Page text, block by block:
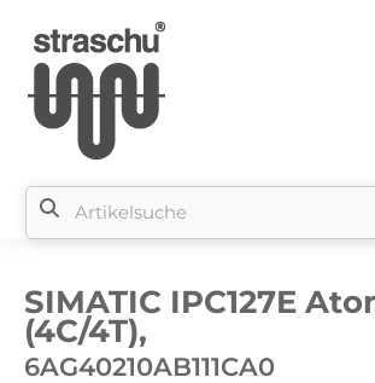
SIMATIC IPC127E
(4C/4T),
6AG40210AB111CA0